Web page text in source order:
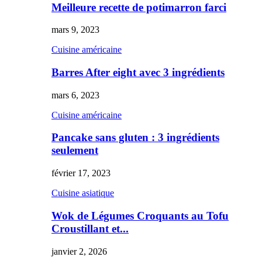
Meilleure recette de potimarron farci
mars 9, 2023
Cuisine américaine
Barres After eight avec 3 ingrédients
mars 6, 2023
Cuisine américaine
Pancake sans gluten : 3 ingrédients
seulement
février 17, 2023
Cuisine asiatique
Wok de Légumes Croquants au Tofu
Croustillant et...
janvier 2, 2026